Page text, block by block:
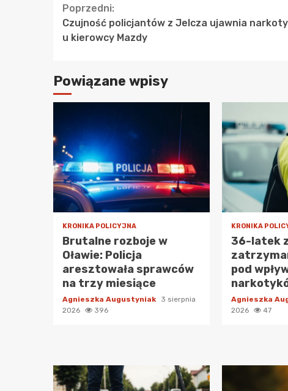
Continue
Reading
Poprzedni:
Czujność policjantów z Jelcza ujawnia
u kierowcy Mazdy
Powiązane wpisy
KRONIKA POLICYJNA
Brutalne rozboje w
Oławie: Policja
aresztowała sprawców
na trzy miesiące
Agnieszka Augustyniak 3 sierpnia
2026
396
KRONIKA
36-latek
pod
Agnieszka
2026
47